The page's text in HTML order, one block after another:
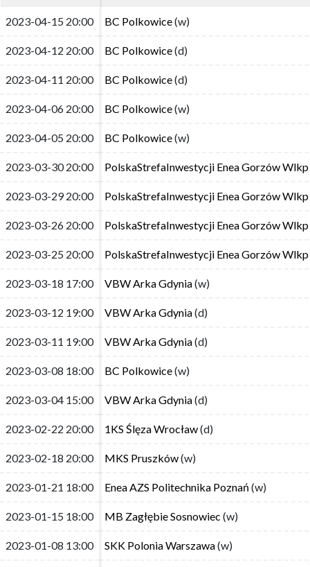
2023-04-15 20:00 BC Polkowice(w)
2023-04-12 20:00 BC Polkowice(d)
2023-04-11 20:00 BC Polkowice(d)
2023-04-06 20:00 BC Polkowice(w)
2023-04-05 20:00 BC Polkowice(w)
2023-03-30 20:00 PolskaStrefaInwestycji Enea Gorzów Wlkp
2023-03-29 20:00 PolskaStrefaInwestycji Enea Gorzów Wlkp
2023-03-26 20:00 PolskaStrefaInwestycji Enea Gorzów Wlkp
2023-03-25 20:00 PolskaStrefaInwestycji Enea Gorzów Wlkp
2023-03-18 17:00 VBW Arka Gdynia(w)
2023-03-12 19:00 VBW Arka Gdynia(d)
2023-03-11 19:00 VBW Arka Gdynia(d)
2023-03-08 18:00 BC Polkowice(w)
2023-03-04 15:00 VBW Arka Gdynia(d)
2023-02-22 20:00 1KS Ślęza Wrocław(d)
2023-02-18 20:00 MKS Pruszków(w)
2023-01-21 18:00 Enea AZS Politechnika Poznań (w)
2023-01-15 18:00 MB Zagłębie Sosnowiec (w)
2023-01-08 13:00 SKK Polonia Warszawa(w)
2023-04-15 20:00 BC Polkowice(w)
2023-04-12 20:00 BC Polkowice(d)
2023-04-11 20:00 BC Polkowice(d)
2023-04-06 20:00 BC Polkowice(w)
2023-04-05 20:00 BC Polkowice(w)
2023-03-30 20:00 PolskaStrefaInwestycji Enea Gorzów Wlkp
2023-03-29 20:00 PolskaStrefaInwestycji Enea Gorzów Wlkp
2023-03-26 20:00 PolskaStrefaInwestycji Enea Gorzów Wlkp
2023-03-25 20:00 PolskaStrefaInwestycji Enea Gorzów Wlkp
2023-03-18 17:00 VBW Arka Gdynia(w)
2023-03-12 19:00 VBW Arka Gdynia(d)
2023-03-11 19:00 VBW Arka Gdynia(d)
2023-03-08 18:00 BC Polkowice(w)
2023-03-04 15:00 VBW Arka Gdynia(d)
2023-02-22 20:00 1KS Ślęza Wrocław(d)
2023-02-18 20:00 MKS Pruszków(w)
2023-01-21 18:00 Enea AZS Politechnika Poznań (w)
2023-01-15 18:00 MB Zagłębie Sosnowiec (w)
2023-01-08 13:00 SKK Polonia Warszawa(w)